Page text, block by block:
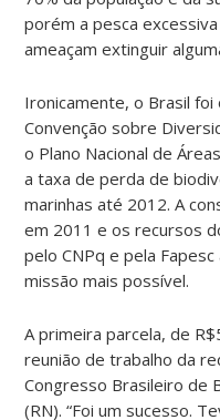
porém a pesca
ameaçam extinguir
Ironicamente, o Brasil foi
Convenção sobre
o Plano Nacional de
a taxa de perda de
marinhas até 2012. A
em 2011 e os recursos
pelo CNPq e pela
missão mais possível.
A primeira parcela, de
reunião de trabalho da
Congresso Brasileiro de
(RN). “Foi um sucesso.